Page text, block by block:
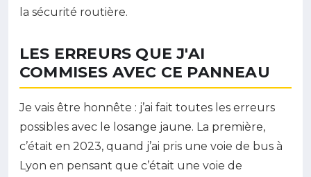
la sécurité routière.
LES ERREURS QUE J'AI
COMMISES AVEC CE PANNEAU
Je vais être honnête : j’ai fait toutes les erreurs
possibles avec le losange jaune. La première,
c’était en 2023, quand j’ai pris une voie de bus à
Lyon en pensant que c’était une voie de